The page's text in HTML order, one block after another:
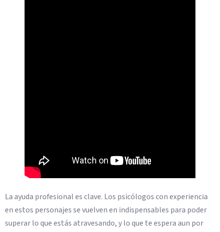
La ayuda profesional es clave. Los psicólogos con experiencia
en estos personajes se vuelven en indispensables para poder
superar lo que estás atravesando, y lo que te espera aun por